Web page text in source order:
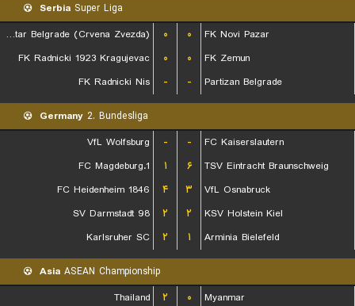
Serbia Super Liga
FK Red Star Belgrade (Crvena Zvezda)
۰ ۰
FK Novi Pazar
FK Radnicki 1923 Kragujevac
۰ ۰
FK Zemun
FK Radnicki Nis
- - Partizan Belgrade
Germany 2. Bundesliga
VfL Wolfsburg
- -
FC Kaiserslautern
1.FC Magdeburg
۱ ۶
TSV Eintracht Braunschweig
FC Heidenheim 1846
۴ ۳
VfL Osnabruck
SV Darmstadt 98
۲ ۲
KSV Holstein Kiel
Karlsruher SC
۲ ۱ Arminia Bielefeld
Asia ASEAN Championship
Thailand
۲ ۰
Myanmar